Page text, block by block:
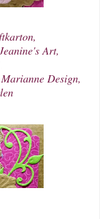
Art,
Design,